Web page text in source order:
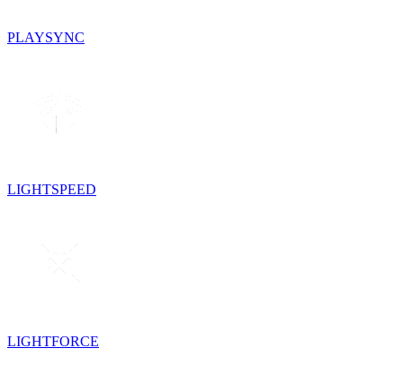
PLAYSYNC
LIGHTSPEED
LIGHTFORCE